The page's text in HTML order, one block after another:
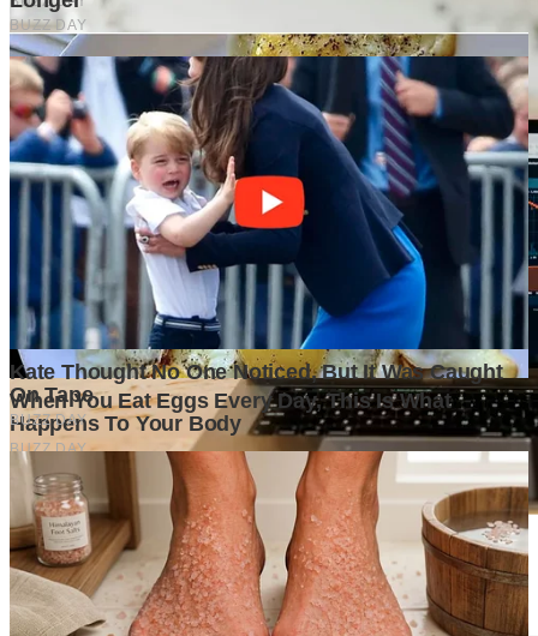
Di Balik Kenaikan Harga Properti, Apa yang Sebenarnya
Terjadi di Pasar?
5 days ago